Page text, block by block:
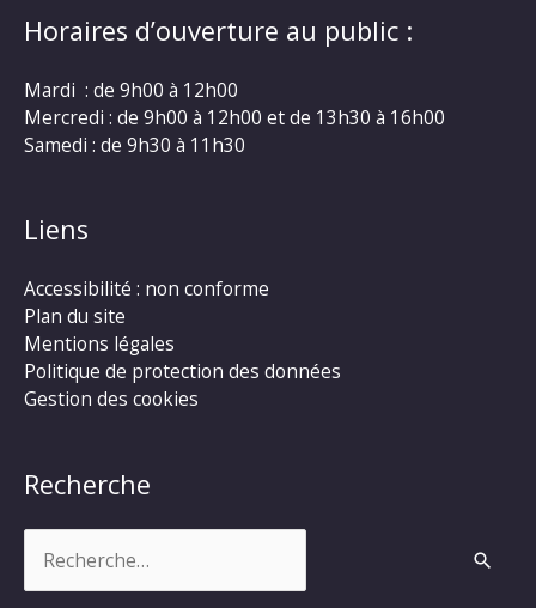
Horaires d’ouverture au public :
Mardi : de 9h00 à 12h00
Mercredi : de 9h00 à 12h00 et de 13h30 à 16h00
Samedi : de 9h30 à 11h30
Liens
Accessibilité : non conforme
Plan du site
Mentions légales
Politique de protection des données
Gestion des cookies
Recherche